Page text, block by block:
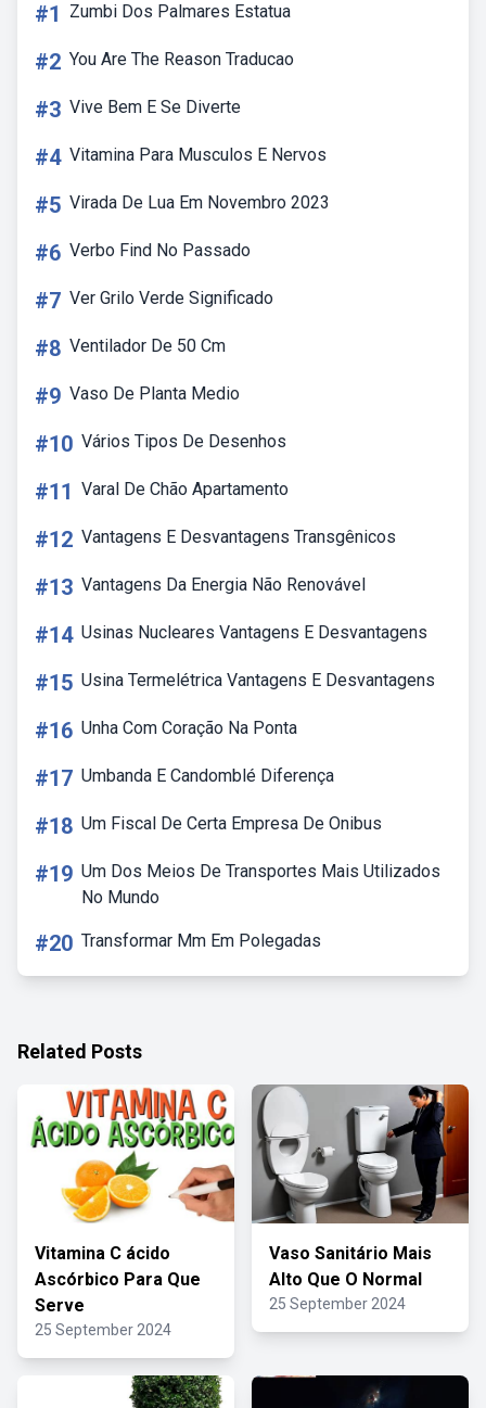
#1 Zumbi Dos Palmares Estatua
#2 You Are The Reason Traducao
#3 Vive Bem E Se Diverte
#4 Vitamina Para Musculos E Nervos
#5 Virada De Lua Em Novembro 2023
#6 Verbo Find No Passado
#7 Ver Grilo Verde Significado
#8 Ventilador De 50 Cm
#9 Vaso De Planta Medio
#10 Vários Tipos De Desenhos
#11 Varal De Chão Apartamento
#12 Vantagens E Desvantagens Transgênicos
#13 Vantagens Da Energia Não Renovável
#14 Usinas Nucleares Vantagens E Desvantagens
#15 Usina Termelétrica Vantagens E Desvantagens
#16 Unha Com Coração Na Ponta
#17 Umbanda E Candomblé Diferença
#18 Um Fiscal De Certa Empresa De Onibus
#19 Um Dos Meios De Transportes Mais Utilizados
No Mundo
#20 Transformar Mm Em Polegadas
Related Posts
Vitamina C ácido
Ascórbico Para Que
Serve
25 September 2024
Vaso Sanitário Mais
Alto Que O Normal
25 September 2024